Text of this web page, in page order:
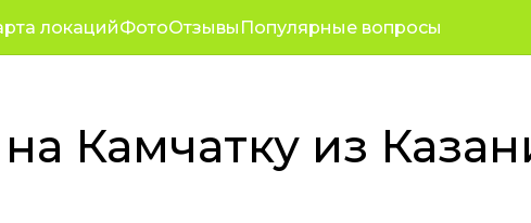
туры
Полезное
Отзывы
О нас Режим работы с 10 до
локацийФотоОтзывы Популярные вопросы
Камчатку из